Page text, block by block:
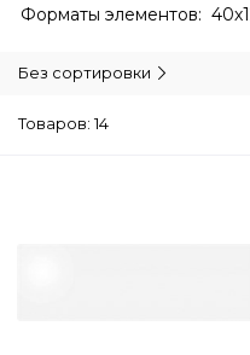
Форматы элементов:
Без сортировки
Товаров: 14